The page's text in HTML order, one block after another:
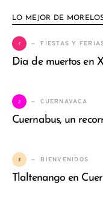
LO MEJOR DE
1 FIESTAS Y
Dia de muertos en
2 CUERNAVACA
Cuernabus, un
3 BIENVENIDOS
Tlaltenango en